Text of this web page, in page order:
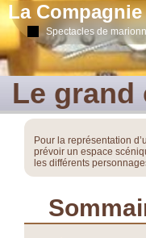
La
Spectacles de
Le grand
Pour la représentation
prévoir un espace
les différents